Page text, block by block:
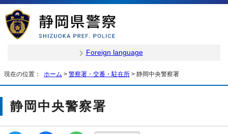
Foreign language
現在の位置： ホーム > 警察署・交番・駐在所 > 静岡中央警察署
静岡中央警察署